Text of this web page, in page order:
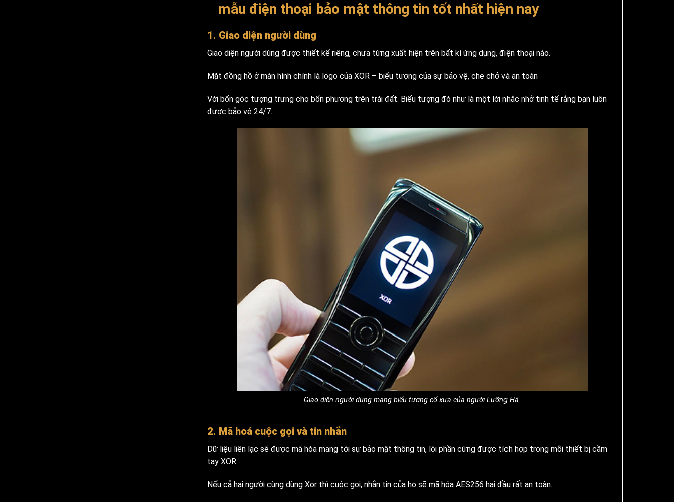
mẫu điện thoại bảo mật thông tin tốt nhất hiện nay
1. Giao diện người dùng
Giao diện người dùng được thiết kế riêng, chưa từng xuất hiện trên bất kì ứng dụng, điện thoại nào.
Mặt đồng hồ ở màn hình chính là logo của XOR – biểu tượng của sự bảo vệ, che chở và an toàn
Với bốn góc tượng trưng cho bốn phương trên trái đất. Biểu tượng đó như là một lời nhắc nhở tinh tế rằng bạn luôn
được bảo vệ 24/7.
Giao diện người dùng mang biểu tượng cổ xưa của người Lưỡng Hà.
2. Mã hoá cuộc gọi và tin nhắn
Dữ liệu liên lạc sẽ được mã hóa mang tới sự bảo mật thông tin, lõi phần cứng được tích hợp trong mỗi thiết bị cầm
tay XOR.
Nếu cả hai người cùng dùng Xor thì cuộc gọi, nhắn tin của họ sẽ mã hóa AES256 hai đầu rất an toàn.